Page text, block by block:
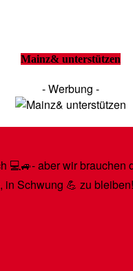
Mainz& unterstützen
- Werbung -
aber wir
in Schwung 💪 zu bleiben!